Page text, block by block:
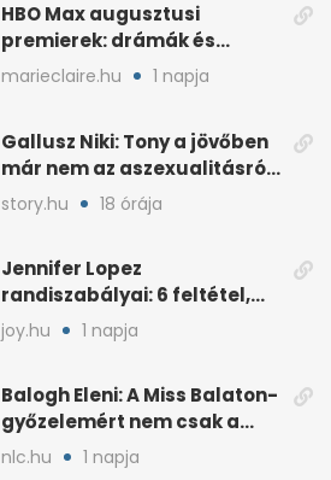
HBO Max augusztusi
premierek: drámák és
családi filmek egy helyen
marieclaire.hu 1 napja
Gallusz Niki: Tony a jövőben
már nem az aszexualitásról
ír dalt
story.hu 18 órája
Jennifer Lopez
randiszabályai: 6 feltétel,
amit a párjától elvár
joy.hu 1 napja
Balogh Eleni: A Miss Balaton-
győzelemért nem csak a
külseje számított
nlc.hu 1 napja